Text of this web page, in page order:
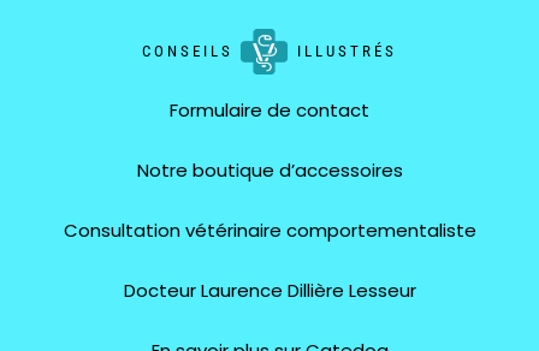
CONSEILS ILLUSTRÉS
Formulaire de contact
Notre boutique d’accessoires
Consultation vétérinaire comportementaliste
Docteur Laurence Dillière Lesseur